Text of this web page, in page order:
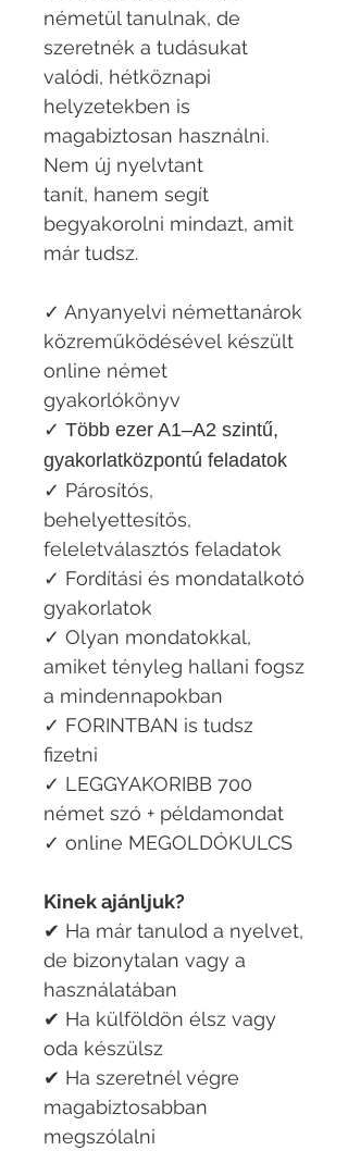
németül tanulnak, de
szeretnék a tudásukat
valódi, hétköznapi
helyzetekben is
magabiztosan használni.
Nem új nyelvtant
tanít, hanem segít
begyakorolni mindazt, amit
már tudsz.
✓ Anyanyelvi némettanárok
közreműködésével készült
online német
gyakorlókönyv
✓ Több ezer A1–A2 szintű,
gyakorlatközpontú feladatok
✓ Párosítós,
behelyettesítős,
feleletválasztós feladatok
✓ Fordítási és mondatalkotó
gyakorlatok
✓ Olyan mondatokkal,
amiket tényleg hallani fogsz
a mindennapokban
✓ FORINTBAN is tudsz
fizetni
✓ LEGGYAKORIBB 700
német szó + példamondat
✓ online MEGOLDÓKULCS
Kinek ajánljuk?
✔ Ha már tanulod a nyelvet,
de bizonytalan vagy a
használatában
✔ Ha külföldön élsz vagy
oda készülsz
✔ Ha szeretnél végre
magabiztosabban
megszólalni